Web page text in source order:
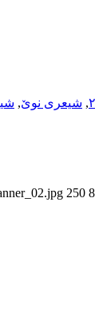
, شیعری نوێ,
250